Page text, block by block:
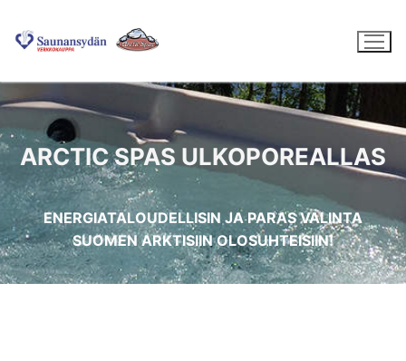
sisältöön
Etusivu
ARCTIC SPAS ULKOPOREALLAS
ENERGIATALOUDELLISIN JA PARAS VALINTA
SUOMEN ARKTISIIN OLOSUHTEISIIN!